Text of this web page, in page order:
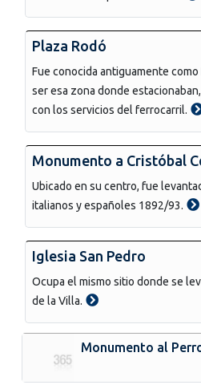
Plaza Rodó
Fue conocida antiguamente
ser esa zona donde
con los servicios del ferrocarril.
Monumento a Cristóbal
Ubicado en su centro, fue
italianos y españoles 1892/93.
Iglesia San Pedro
Ocupa el mismo sitio donde se
de la Villa.
Monumento al